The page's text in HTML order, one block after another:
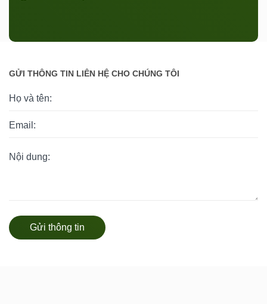
GỬI THÔNG TIN LIÊN HỆ CHO CHÚNG TÔI
Gửi thông tin